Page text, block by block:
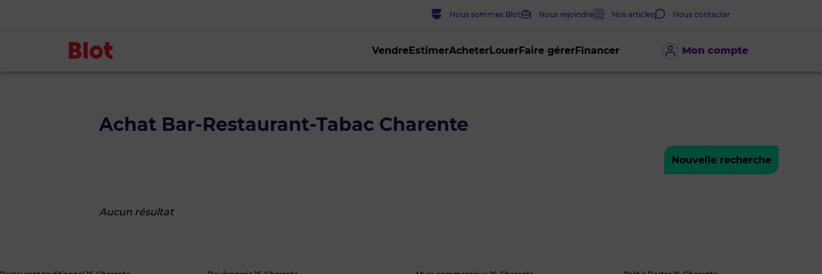
Mon compte
VendreEstimerAcheterLouerFaire gérerFinancer
Nous sommes Blot Nous rejoindre Nos articles Nous contacter
Achat Bar-Restaurant-Tabac Charente
Nouvelle recherche
Aucun résultat